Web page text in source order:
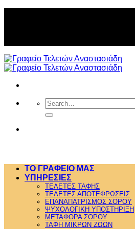
Search
for:
ΤΟ ΓΡΑΦΕΙΟ ΜΑΣ
ΥΠΗΡΕΣΙΕΣ
ΤΕΛΕΤΕΣ ΤΑΦΗΣ
ΤΕΛΕΤΕΣ ΑΠΟΤΕΦΡΩΣΕΙΣ
ΕΠΑΝΑΠΑΤΡΙΣΜΟΣ ΣΟΡΟΥ
ΨΥΧΟΛΟΓΙΚΗ ΥΠΟΣΤΗΡΙΞΗ
ΜΕΤΑΦΟΡΑ ΣΟΡΟΥ
ΤΑΦΗ ΜΙΚΡΩΝ ΖΩΩΝ